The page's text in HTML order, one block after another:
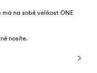
má na sobě velikost ONE
nosíte.